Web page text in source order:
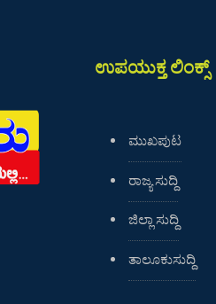
ಉಪಯುಕ್ತ ಲಿಂಕ್ಸ್
ಮುಖಪುಟ
ರಾಜ್ಯ ಸುದ್ದಿ
ಜಿಲ್ಲಾ ಸುದ್ದಿ
ತಾಲೂಕುಸುದ್ದಿ